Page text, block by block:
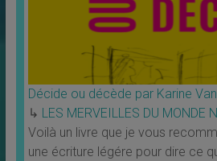
Décide ou décède par Karine
↳ LES MERVEILLES DU MONDE
Voilà un livre que je vous
une écriture légére pour dire ce